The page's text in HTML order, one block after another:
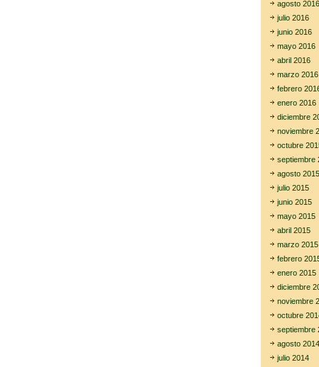
agosto 2016
julio 2016
junio 2016
mayo 2016
abril 2016
marzo 2016
febrero
enero 2016
diciembre
noviembre
octubre
septiembre
agosto 2015
julio 2015
junio 2015
mayo 2015
abril 2015
marzo 2015
febrero
enero 2015
diciembre
noviembre
octubre
septiembre
agosto 2014
julio 2014